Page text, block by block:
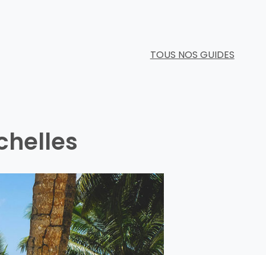
TOUS NOS GUIDES